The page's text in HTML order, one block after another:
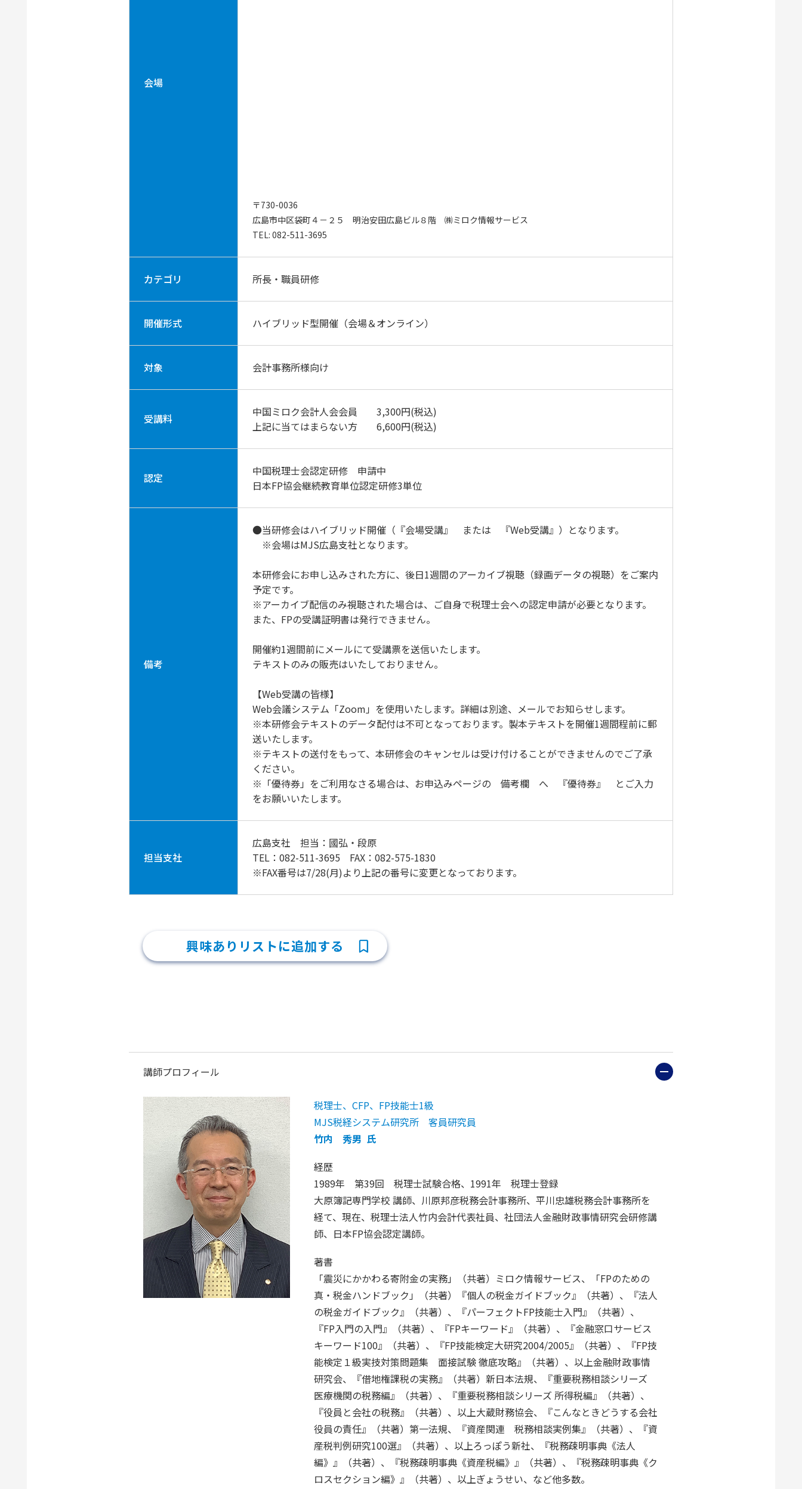
会場
〒730-0036
広島市中区袋町４－２５ 明治安田広島ビル８階 ㈱ミロク情報サービス
TEL: 082-511-3695
カテゴリ 所長・職員研修
開催形式 ハイブリッド型開催（会場＆オンライン）
対象 会計事務所様向け
受講料
中国ミロク会計人会会員 3,300円(税込)
上記に当てはまらない方 6,600円(税込)
認定
中国税理士会認定研修 申請中
日本FP協会継続教育単位認定研修3単位
備考
●当研修会はハイブリッド開催（『会場受講』 または 『Web受講』）となります。
※会場はMJS広島支社となります。
本研修会にお申し込みされた方に、後日1週間のアーカイブ視聴（録画データの視聴）をご案内
予定です。
※アーカイブ配信のみ視聴された場合は、ご自身で税理士会への認定申請が必要となります。
また、FPの受講証明書は発行できません。
開催約1週間前にメールにて受講票を送信いたします。
テキストのみの販売はいたしておりません。
【Web受講の皆様】
Web会議システム「Zoom」を使用いたします。詳細は別途、メールでお知らせします。
※本研修会テキストのデータ配付は不可となっております。製本テキストを開催1週間程前に郵
送いたします。
※テキストの送付をもって、本研修会のキャンセルは受け付けることができませんのでご了承
ください。
※「優待券」をご利用なさる場合は、お申込みページの 備考欄 へ 『優待券』 とご入力
をお願いいたします。
担当支社
広島支社 担当：國弘・段原
TEL：082-511-3695 FAX：082-575-1830
※FAX番号は7/28(月)より上記の番号に変更となっております。
興味ありリストに追加する
講師プロフィール
税理士、CFP、FP技能士1級
MJS税経システム研究所 客員研究員
竹内 秀男 氏
経歴
1989年 第39回 税理士試験合格、1991年 税理士登録
大原簿記専門学校 講師、川原邦彦税務会計事務所、平川忠雄税務会計事務所を
経て、現在、税理士法人竹内会計代表社員、社団法人金融財政事情研究会研修講
師、日本FP協会認定講師。
著書
「震災にかかわる寄附金の実務」（共著）ミロク情報サービス、「FPのための
真・税金ハンドブック」（共著）『個人の税金ガイドブック』（共著）、『法人
の税金ガイドブック』（共著）、『パーフェクトFP技能士入門』（共著）、
『FP入門の入門』（共著）、『FPキーワード』（共著）、『金融窓口サービス
キーワード100』（共著）、『FP技能検定大研究2004/2005』（共著）、『FP技
能検定１級実技対策問題集 面接試験 徹底攻略』（共著）、以上金融財政事情
研究会、『借地権課税の実務』（共著）新日本法規、『重要税務相談シリーズ
医療機関の税務編』（共著）、『重要税務相談シリーズ 所得税編』（共著）、
『役員と会社の税務』（共著）、以上大蔵財務協会、『こんなときどうする会社
役員の責任』（共著）第一法規、『資産関連 税務相談実例集』（共著）、『資
産税判例研究100選』（共著）、以上ろっぽう新社、『税務疎明事典《法人
編》』（共著）、『税務疎明事典《資産税編》』（共著）、『税務疎明事典《ク
ロスセクション編》』（共著）、以上ぎょうせい、など他多数。